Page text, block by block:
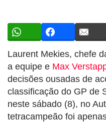
Laurent Mekies, chefe
a equipe e Max
decisões ousadas de
classificação do GP de
neste sábado (8), no
tetracampeão foi